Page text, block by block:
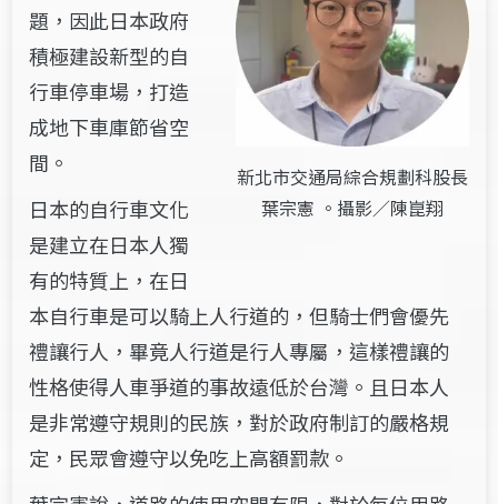
新北市交通局綜合規劃科股長
葉宗憲​ 。攝影／陳崑翔
題，因此日本政府
積極建設新型的自
行車停車場，打造
成地下車庫節省空
間。
日本的自行車文化
是建立在日本人獨
有的特質上，在日
本自行車是可以騎上人行道的，但騎士們會優先
禮讓行人，畢竟人行道是行人專屬，這樣禮讓的
性格使得人車爭道的事故遠低於台灣。且日本人
是非常遵守規則的民族，對於政府制訂的嚴格規
定，民眾會遵守以免吃上高額罰款。